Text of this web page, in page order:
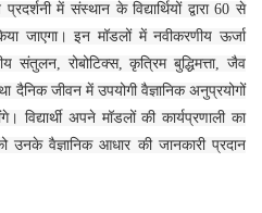
में संस्थान के विद्यार्थियों द्वारा 60 से
जाएगा। इन मॉडलों में नवीकरणीय ऊर्जा
संतुलन, रोबोटिक्स, कृत्रिम बुद्धिमत्ता, जैव
दैनिक जीवन में उपयोगी वैज्ञानिक अनुप्रयोगों
विद्यार्थी अपने मॉडलों की कार्यप्रणाली का
उनके वैज्ञानिक आधार की जानकारी प्रदान